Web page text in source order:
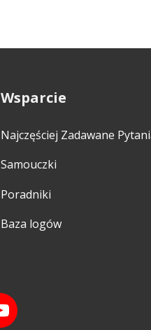
Wsparcie
Najczęściej Zadawane
Samouczki
Poradniki
Baza logów